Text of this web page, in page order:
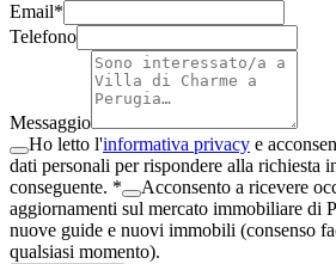
Email*
Telefono
Messaggio
Ho letto l'informativa privacy e
dati personali per rispondere alla richiesta
conseguente. *
Acconsento a ricevere
aggiornamenti sul mercato immobiliare di
nuove guide e nuovi immobili (consenso
qualsiasi momento).